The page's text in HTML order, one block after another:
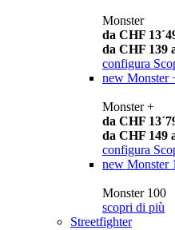
Monster
da CHF
da CHF 139
configura
new Monster
Monster +
da CHF
da CHF 149
configura
new Monster
Monster 100
scopri di più
Streetfighter